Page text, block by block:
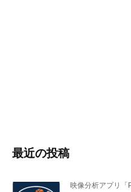
最近の投稿
映像分析アプリ「